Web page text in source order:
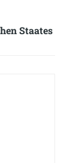
Staates